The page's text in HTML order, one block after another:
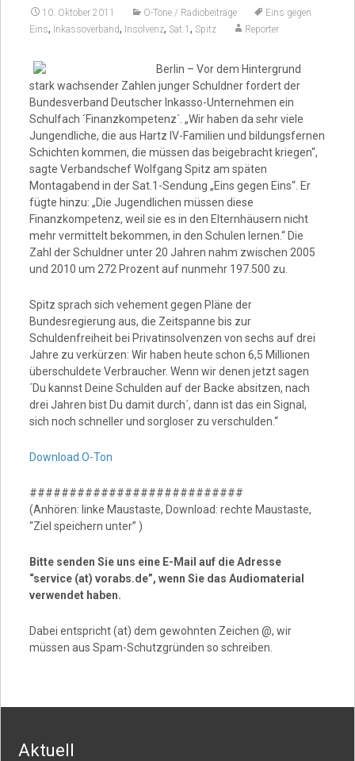
10. Oktober 2011 O-Töne / Radiobeiträge
Eins gegen
Eins, Inkassoverband, Insolvenz, Sat.1 , Spitz Reporter
Berlin – Vor dem Hintergrund
stark wachsender Zahlen junger Schuldner fordert der
Bundesverband Deutscher Inkasso-Unternehmen ein
Schulfach ´Finanzkompetenz´. „Wir haben da sehr viele
Jungendliche, die aus Hartz IV-Familien und bildungsfernen
Schichten kommen, die müssen das beigebracht kriegen“,
sagte Verbandschef Wolfgang Spitz am späten
Montagabend in der Sat.1-Sendung „Eins gegen Eins“. Er
fügte hinzu: „Die Jugendlichen müssen diese
Finanzkompetenz, weil sie es in den Elternhäusern nicht
mehr vermittelt bekommen, in den Schulen lernen.“ Die
Zahl der Schuldner unter 20 Jahren nahm zwischen 2005
und 2010 um 272 Prozent auf nunmehr 197.500 zu.
Spitz sprach sich vehement gegen Pläne der
Bundesregierung aus, die Zeitspanne bis zur
Schuldenfreiheit bei Privatinsolvenzen von sechs auf drei
Jahre zu verkürzen: Wir haben heute schon 6,5 Millionen
überschuldete Verbraucher. Wenn wir denen jetzt sagen
´Du kannst Deine Schulden auf der Backe absitzen, nach
drei Jahren bist Du damit durch´, dann ist das ein Signal,
sich noch schneller und sorgloser zu verschulden.“
Download O-Ton
###########################
(Anhören: linke Maustaste, Download: rechte Maustaste,
“Ziel speichern unter” )
Bitte senden Sie uns eine E-Mail auf die Adresse
“service (at) vorabs.de”, wenn Sie das Audiomaterial
verwendet haben.
Dabei entspricht (at) dem gewohnten Zeichen @, wir
müssen aus Spam-Schutzgründen so schreiben.
Aktuell